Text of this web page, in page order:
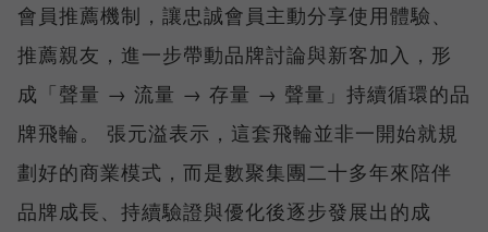
會員推薦機制，讓忠誠會員主動分享使用體驗、
推薦親友，進一步帶動品牌討論與新客加入，形
成「聲量 → 流量 → 存量 → 聲量」持續循環的品
牌飛輪。 張元溢表示，這套飛輪並非一開始就規
劃好的商業模式，而是數聚集團二十多年來陪伴
品牌成長、持續驗證與優化後逐步發展出的成